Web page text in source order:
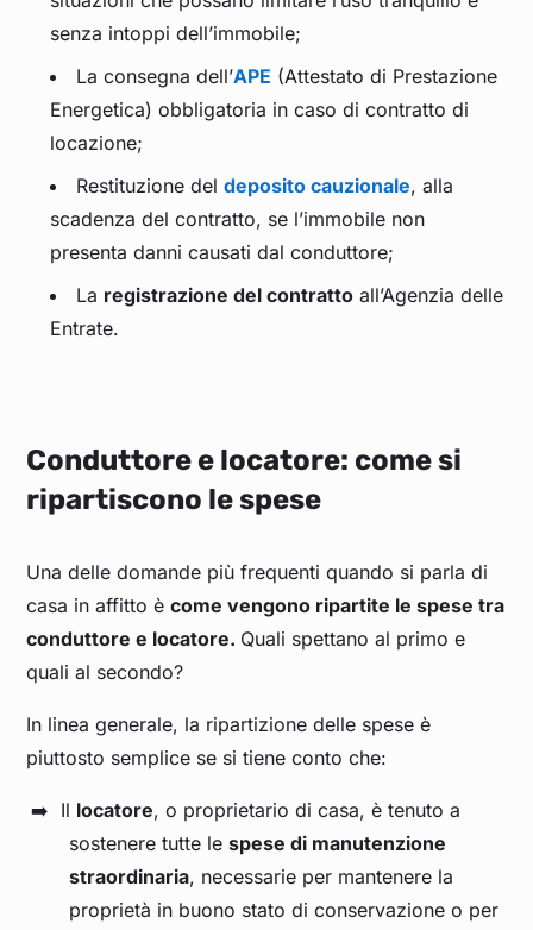
senza intoppi dell’immobile;
La consegna dell’APE (Attestato di Prestazione
Energetica) obbligatoria in caso di contratto di
locazione;
Restituzione deldeposito cauzionale, alla
scadenza del contratto, se l’immobile non
presenta danni causati dal conduttore;
La registrazione del contratto all’Agenzia delle
Entrate.
Conduttore e locatore: come si
ripartiscono le spese
Una delle domande più frequenti quando si parla di
casa in affitto ècome vengono ripartite le spese tra
conduttore e locatore. Quali spettano al primo e
quali al secondo?
In linea generale, la ripartizione delle spese è
piuttosto semplice se si tiene conto che:
Il locatore, o proprietario di casa, è tenuto a
sostenere tutte lespese di manutenzione
straordinaria, necessarie per mantenere la
proprietà in buono stato di conservazione o per